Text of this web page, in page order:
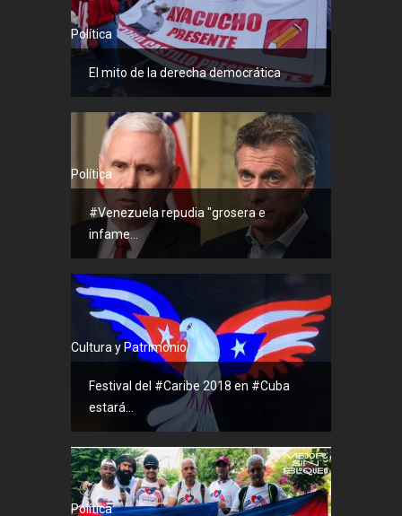
Política
El mito de la derecha democrática
Política
#Venezuela repudia "grosera e
infame...
Cultura y Patrimonio
Festival del #Caribe 2018 en #Cuba
estará...
Política